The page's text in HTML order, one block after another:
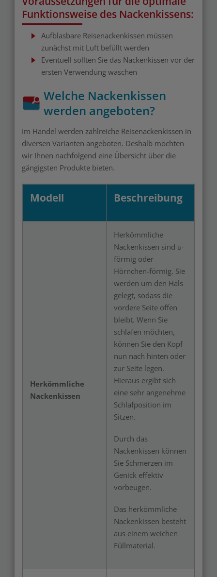
Funktionsweise des Nackenkissens:
Aufblasbare Reisenackenkissen müssen
zunächst mit Luft befüllt werden
Eventuell sollten Sie das Nackenkissen vor der
ersten Verwendung waschen
Welche Nackenkissen
werden angeboten?
Im Handel werden zahlreiche Reisenackenkissen in
diversen Varianten angeboten. Deshalb möchten
wir Ihnen nachfolgend eine Übersicht über die
gängigsten Produkte bieten.
Modell Beschreibung
Herkömmliche
Nackenkissen
Herkömmliche
Nackenkissen sind u-
förmig oder
Hörnchen-förmig. Sie
werden um den Hals
gelegt, sodass die
vordere Seite offen
bleibt. Wenn Sie
schlafen möchten,
können Sie den Kopf
nun nach hinten oder
zur Seite legen.
Hieraus ergibt sich
eine sehr angenehme
Schlafposition im
Sitzen.
Durch das
Nackenkissen können
Sie Schmerzen im
Genick effektiv
vorbeugen.
Das herkömmliche
Nackenkissen besteht
aus einem weichen
Füllmaterial.